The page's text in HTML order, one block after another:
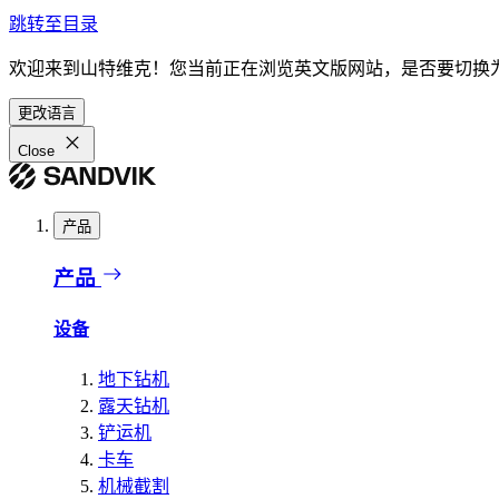
跳转至目录
欢迎来到山特维克！您当前正在浏览英文版网站，是否要切换
更改语言
Close
产品
产品
设备
地下钻机
露天钻机
铲运机
卡车
机械截割